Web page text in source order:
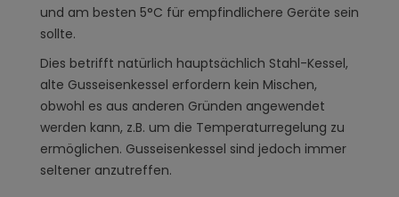
und am besten 5°C für empfindlichere Geräte sein
sollte.
Dies betrifft natürlich hauptsächlich Stahl-Kessel,
alte Gusseisenkessel erfordern kein Mischen,
obwohl es aus anderen Gründen angewendet
werden kann, z.B. um die Temperaturregelung zu
ermöglichen. Gusseisenkessel sind jedoch immer
seltener anzutreffen.